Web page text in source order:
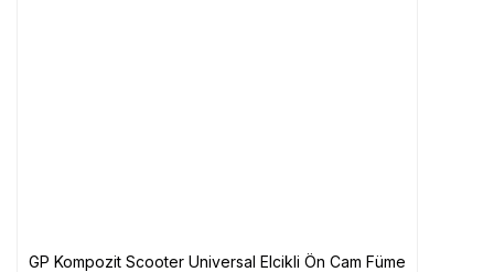
GP Kompozit Scooter Universal Elcikli Ön Cam Füme